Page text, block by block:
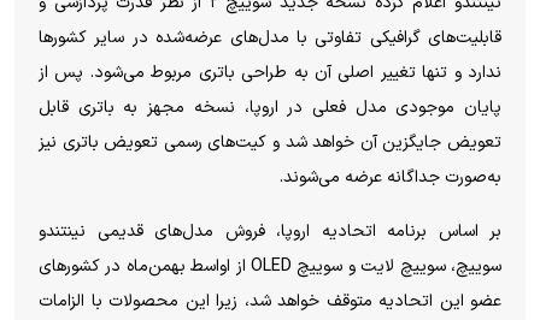
قابلیت‌های گرافیکی تفاوتی با مدل‌های عرضه‌شده در سایر کشور‌ها
ندارد و تنها تغییر اصلی آن به طراحی باتری مربوط می‌شود. پس از
پایان موجودی مدل فعلی در اروپا، نسخه مجهز به باتری قابل
تعویض جایگزین آن خواهد شد و کیت‌های رسمی تعویض باتری نیز
به‌صورت جداگانه عرضه می‌شوند.
بر اساس برنامه اتحادیه اروپا، فروش مدل‌های قدیمی نینتندو
سوییچ، سوییچ لایت و سوییچ OLED از اواسط بهمن‌ماه در کشور‌های
عضو این اتحادیه متوقف خواهد شد، زیرا این محصولات با الزامات